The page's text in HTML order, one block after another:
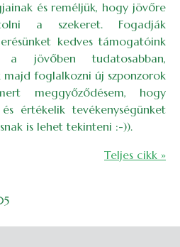
és reméljük, hogy jövőre
a szekeret. Fogadják
kedves támogatóink
jövőben tudatosabban,
foglalkozni új szponzorok
meggyőződésem, hogy
értékelik tevékenységünket
is lehet tekinteni :-)).
Teljes cikk »